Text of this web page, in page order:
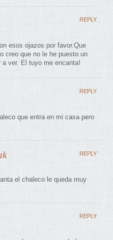
esos ojazos por favor.Que
creo que no le he puesto un
ver. El tuyo me encanta!
REPLY
que entra en mi casa pero
REPLY
el chaleco le queda muy
REPLY
REPLY